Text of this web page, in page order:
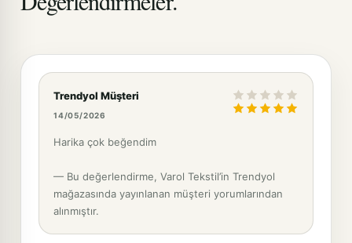
Trendyol Müşteri
14/05/2026
Harika çok beğendim
— Bu değerlendirme, Varol Tekstil’in Trendyol
mağazasında yayınlanan müşteri yorumlarından
alınmıştır.